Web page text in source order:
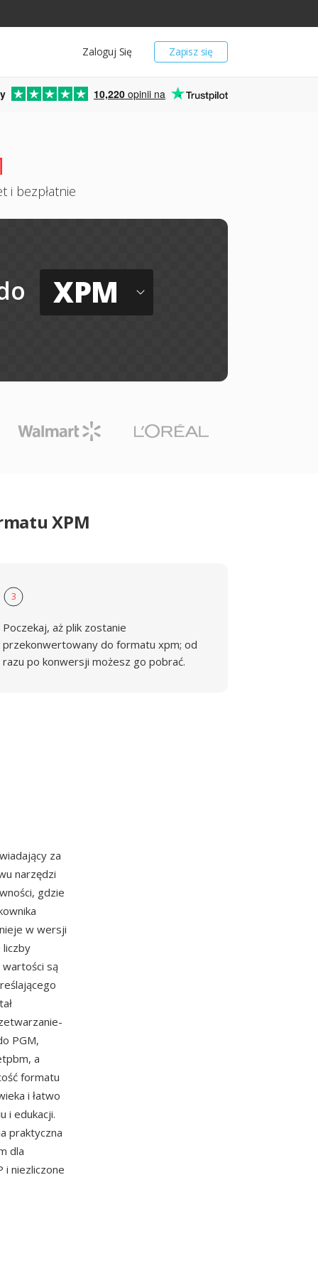
Zapisz się
Zaloguj Się
10,220 opinii na
i bezpłatnie
XPM
XPM
3
Poczekaj, aż plik zostanie
przekonwertowany do formatu xpm; od
razu po konwersji możesz go pobrać.
za
narzędzi
gdzie
w wersji
liczby
są
PGM,
a
formatu
i łatwo
i edukacji.
praktyczna
dla
i niezliczone